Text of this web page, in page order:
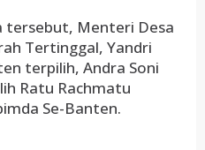
tersebut, Menteri Desa
Tertinggal, Yandri
terpilih, Andra Soni
Ratu Rachmatu
Se-Banten.